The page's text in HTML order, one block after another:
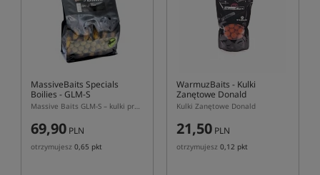
MassiveBaits Specials
Boilies - GLM-S
Massive Baits GLM-S – kulki proteinowe z ekstraktów małżowych
69,90 PLN
otrzymujesz 0,65 pkt
WarmuzBaits - Kulki
Zanętowe Donald
Kulki Zanętowe Donald
21,50 PLN
otrzymujesz 0,12 pkt